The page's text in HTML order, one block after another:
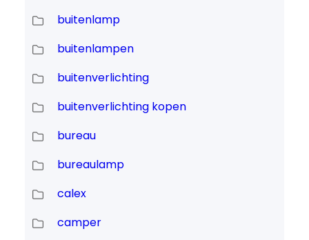
buitenlamp
buitenlampen
buitenverlichting
buitenverlichting kopen
bureau
bureaulamp
calex
camper